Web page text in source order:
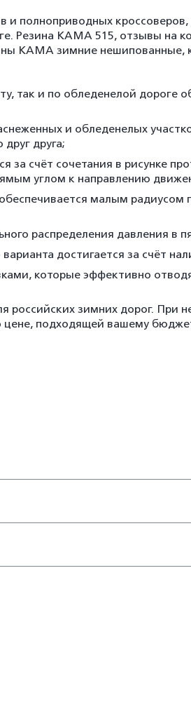
кроссоверов,
Резина КАМА 515, отзывы на
КАМА зимние
так и по обледенелой
и обледенелых
друга;
за счёт сочетания в рисунке
углом к направлению
малым радиусом
распределения давления
достигается за счёт
которые эффективно
российских зимних дорог.
цене, подходящей вашему